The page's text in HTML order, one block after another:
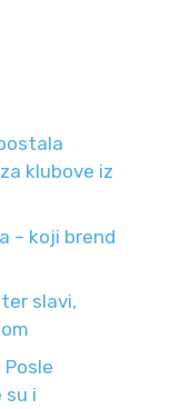
klubove iz
– koji brend
slavi,
su i